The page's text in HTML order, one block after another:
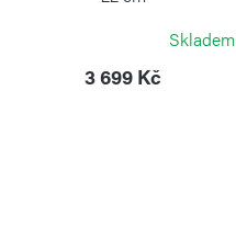
Skladem
3 699 Kč